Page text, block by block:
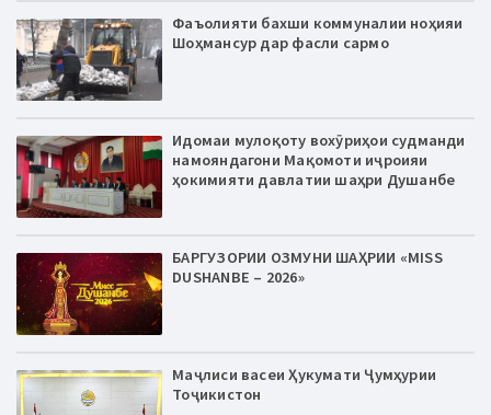
Фаъолияти бахши коммуналии ноҳияи
Шоҳмансур дар фасли сармо
Идомаи мулоқоту вохӯриҳои судманди
намояндагони Мақомоти иҷроияи
ҳокимияти давлатии шаҳри Душанбе
БАРГУЗОРИИ ОЗМУНИ ШАҲРИИ «MISS
DUSHANBE – 2026»
Маҷлиси васеи Ҳукумати Ҷумҳурии
Тоҷикистон